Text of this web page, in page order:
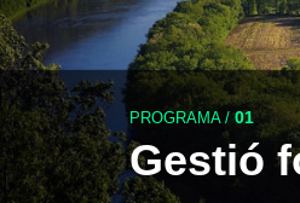
PROGRAMA/01
Gestió